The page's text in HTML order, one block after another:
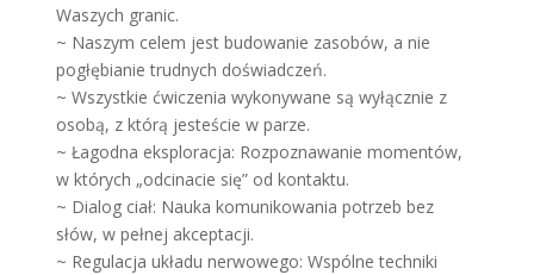
Waszych granic.
~ Naszym celem jest budowanie zasobów, a nie
pogłębianie trudnych doświadczeń.
~ Wszystkie ćwiczenia wykonywane są wyłącznie z
osobą, z którą jesteście w parze.
~ Łagodna eksploracja: Rozpoznawanie momentów,
w których „odcinacie się” od kontaktu.
~ Dialog ciał: Nauka komunikowania potrzeb bez
słów, w pełnej akceptacji.
~ Regulacja układu nerwowego: Wspólne techniki